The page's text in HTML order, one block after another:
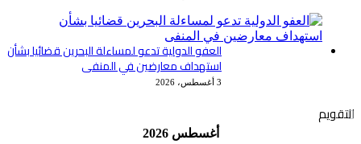
العفو الدولية تدعو لمساءلة البحرين قضائيا بشأن
استهداف معارضين في المنفى
3 أغسطس، 2026
التقويم
أغسطس 2026